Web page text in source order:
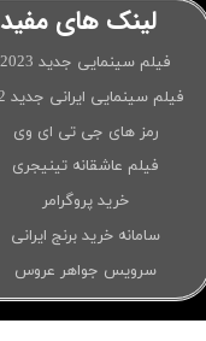
لینک های مفید
فیلم سینمایی جدید 2023
فیلم سینمایی ایرانی جدید 1402
رمز های جی تی ای وی
فیلم عاشقانه تینیجری
خرید پروگرامر
سامانه خرید برنج ایرانی
سرویس جواهر عروس